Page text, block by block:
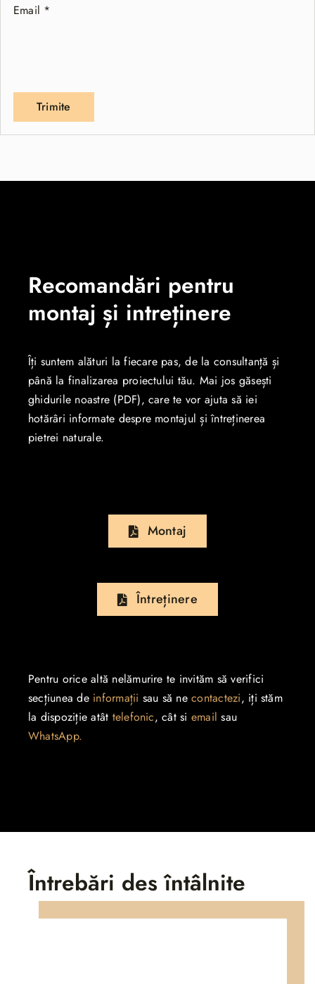
Email *
Recomandări pentru
montaj și intreținere
Îți suntem alături la fiecare pas, de la consultanță și
până la finalizarea proiectului tău. Mai jos găsești
ghidurile noastre (PDF), care te vor ajuta să iei
hotărâri informate despre montajul și întreținerea
pietrei naturale.
Montaj
Întreținere
Pentru orice altă nelămurire te invităm să verifici
secțiunea de informații sau să necontactezi, iți stăm
la dispoziție atât telefonic, cât si email sau
WhatsApp.
Întrebări des întâlnite